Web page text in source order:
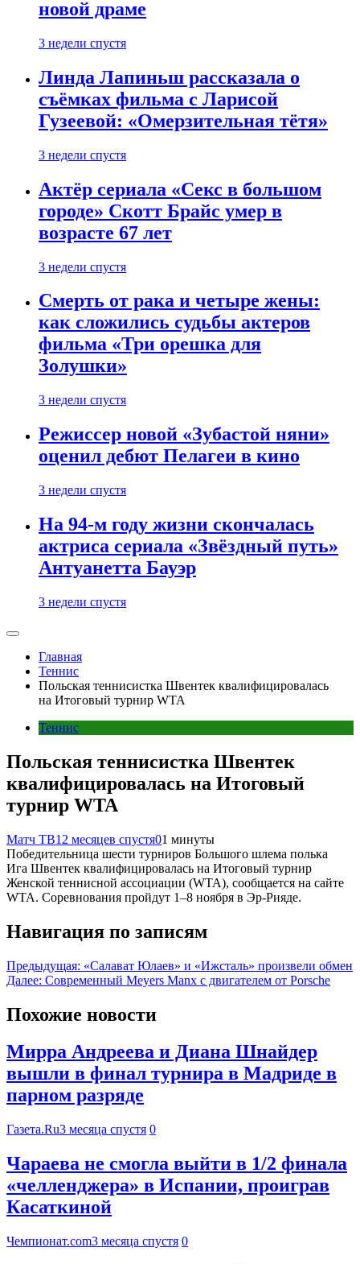
новой драме
3 недели спустя
Линда Лапиньш рассказала о
съёмках фильма с Ларисой
Гузеевой: «Омерзительная тётя»
3 недели спустя
Актёр сериала «Секс в большом
городе» Скотт Брайс умер в
возрасте 67 лет
3 недели спустя
Смерть от рака и четыре жены:
как сложились судьбы актеров
фильма «Три орешка для
Золушки»
3 недели спустя
Режиссер новой «Зубастой няни»
оценил дебют Пелагеи в кино
3 недели спустя
На 94-м году жизни скончалась
актриса сериала «Звёздный путь»
Антуанетта Бауэр
3 недели спустя
Главная
Теннис
Польская теннисистка Швентек квалифицировалась
на Итоговый турнир WTA
Теннис
Польская теннисистка Швентек
квалифицировалась на Итоговый
турнир WTA
Матч ТВ12 месяцев спустя01 минуты
Победительница шести турниров Большого шлема полька
Ига Швентек квалифицировалась на Итоговый турнир
Женской теннисной ассоциации (WTA), сообщается на сайте
WTA. Соревнования пройдут 1–8 ноября в Эр‑Рияде.
Навигация по записям
Предыдущая: «Салават Юлаев» и «Ижсталь» произвели обмен
Далее: Современный Meyers Manx с двигателем от Porsche
Похожие новости
Мирра Андреева и Диана Шнайдер
вышли в финал турнира в Мадриде в
парном разряде
Газета.Ru3 месяца спустя 0
Чараева не смогла выйти в 1/2 финала
«челленджера» в Испании, проиграв
Касаткиной
Чемпионат.com3 месяца спустя 0